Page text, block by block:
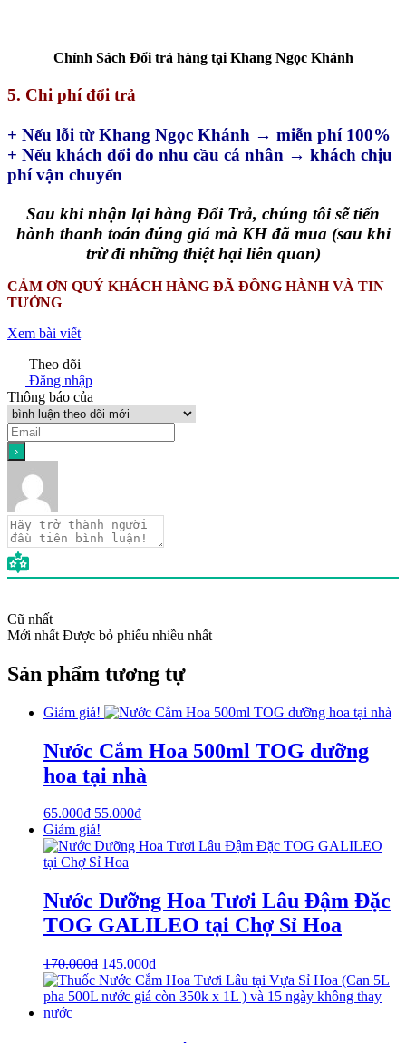
Chính Sách Đổi trả hàng tại Khang Ngọc Khánh
5. Chi phí đổi trả
+ Nếu lỗi từ Khang Ngọc Khánh → miễn phí 100%
+ Nếu khách đổi do nhu cầu cá nhân → khách chịu
phí vận chuyển
Sau khi nhận lại hàng Đổi Trả, chúng tôi sẽ tiến
hành thanh toán đúng giá mà KH đã mua (sau khi
trừ đi những thiệt hại liên quan)
CẢM ƠN QUÝ KHÁCH HÀNG ĐÃ ĐỒNG HÀNH VÀ TIN
TƯỞNG
Xem bài viết
Theo dõi
Đăng nhập
Thông báo của
Cũ nhất
Mới nhất Được bỏ phiếu nhiều nhất
Sản phẩm tương tự
Giảm giá!
Nước Cắm Hoa 500ml TOG dưỡng
hoa tại nhà
65.000₫ 55.000₫
Giảm giá!
Nước Dưỡng Hoa Tươi Lâu Đậm Đặc
TOG GALILEO tại Chợ Sỉ Hoa
170.000₫ 145.000₫